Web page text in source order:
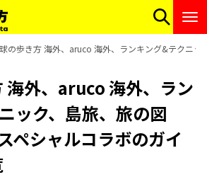
の歩き方 海外、aruco 海外、ランキング&テクニッ
海外、aruco 海外、ラン
ック、島旅、旅の図
ペシャルコラボのガイ